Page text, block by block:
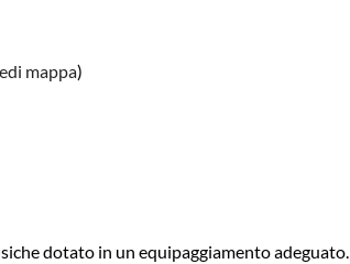
mappa)
dotato in un equipaggiamento adeguato.